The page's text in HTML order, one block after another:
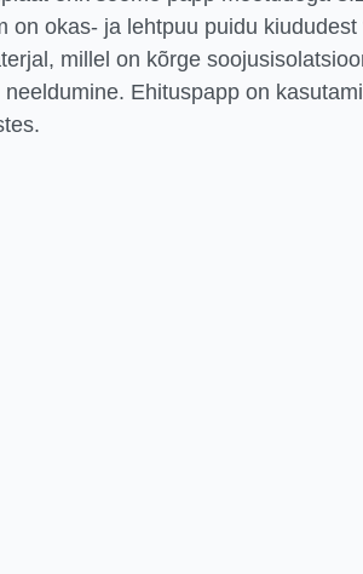
on okas- ja lehtpuu puidu kiududest
millel on kõrge
neeldumine. Ehituspapp on